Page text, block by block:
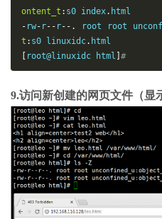
ontent_t : s0 index.
- rw- r-- r--. root root
t : s0 linuxidc.
root@linuxidc html #
9.访问新创建的网页文件（显